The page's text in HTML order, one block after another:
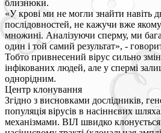
близнюки.
«У крові ми не могли знайти навіть
послідовностей, не кажучи вже
множині. Аналізуючи сперму, ми
один і той самий результат», -
Тобто привнесений вірус сильно
інфікованих людей, але у спермі
однорідним.
Центр клонування
Згідно з висновками дослідників,
популяція вірусів в насіннєвих
механізмами. ВІЛ швидко клонується